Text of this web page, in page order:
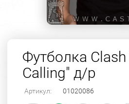
Футболка
Calling" д/р
Артикул: 01020086